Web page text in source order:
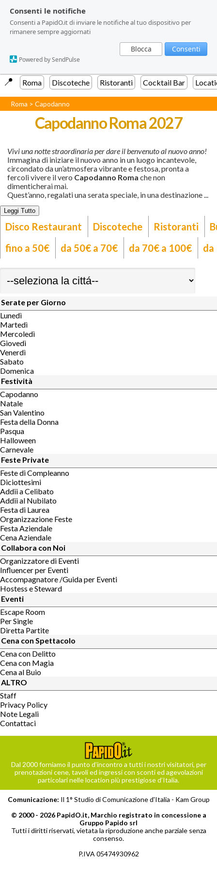
Consenti le notifiche
Consenti a PapidO.it di inviare le notifiche al tuo dispositivo per
rimanere sempre aggiornati
Blocca Consenti
Powered by SendPulse
Consenti le notifiche
Consenti a PapidO.it di inviare le notifiche al tuo dispositivo per
rimanere sempre aggiornati
Blocca Consenti
Powered by SendPulse
📍️ Roma Discoteche Ristoranti Cocktail Bar
Roma >Capodanno
Capodanno Roma 2027
Vivi una notte straordinaria per dare il benvenuto al nuovo anno!
Immagina di iniziare il nuovo anno in un luogo incantevole,
circondato da un’atmosfera vibrante e festosa, pronta a
fercoli vivere il vero Capodanno Roma che non
dimenticherai mai.
Quest’anno, regalati una serata speciale, in una destinazione
Leggi Tutto
Disco Restaurant Discoteche Ristoranti
fino a 50€
da 50€ a 70€ da 70€ a 100€ da
Serate per Giorno
Lunedì
Martedì
Mercoledì
Giovedì
Venerdì
Sabato
Domenica
Festività
Capodanno
Natale
San Valentino
Festa della Donna
Pasqua
Halloween
Carnevale
Feste Private
Feste di Compleanno
Diciottesimi
Addii a Celibato
Addii al Nubilato
Festa di Laurea
Organizzazione Feste
Festa Aziendale
Cena Aziendale
Collabora con Noi
Organizzatore di Eventi
Influencer per Eventi
Accompagnatore /Guida per Eventi
Hostess e Steward
Eventi
Escape Room
Per Single
Diretta Partite
Cena con Spettacolo
Cena con Delitto
Cena con Magia
Cena al Buio
ALTRO
Staff
Privacy Policy
Note Legali
Contattaci
Dal 2000 forniamo il punto d’incontro a tutti i nostri visitatori, per
prenotazioni cene, tavoli ed ingressi con sconti ed agevolazioni
particolari nelle location più prestigiose d’Italia.
Comunicazione: Il 1° Studio di Comunicazione d'Italia - Kam Group
© 2000 - 2026 PapidO.it, Marchio registrato in concessione a
Gruppo Papido srl
Tutti i diritti riservati, vietata la riproduzione anche parziale senza
consenso.
P.IVA 05474930962